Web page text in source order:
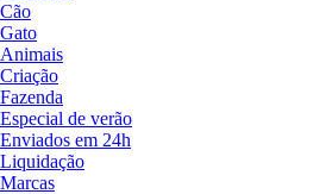
Cão
Gato
Animais
Criação
Fazenda
Especial de verão
Enviados em 24h
Liquidação
Marcas